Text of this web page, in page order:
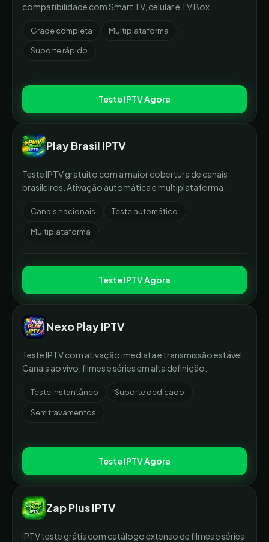
compatibilidade com Smart TV, celular e TV Box.
Grade completa Multiplataforma
Suporte rápido
Teste IPTV Agora
Play Brasil IPTV
Teste IPTV gratuito com a maior cobertura de canais
brasileiros. Ativação automática e multiplataforma.
Canais nacionais Teste automático
Multiplataforma
Teste IPTV Agora
Nexo Play IPTV
Teste IPTV com ativação imediata e transmissão estável.
Canais ao vivo, filmes e séries em alta definição.
Teste instantâneo Suporte dedicado
Sem travamentos
Teste IPTV Agora
Zap Plus IPTV
IPTV teste grátis com catálogo extenso de filmes e séries